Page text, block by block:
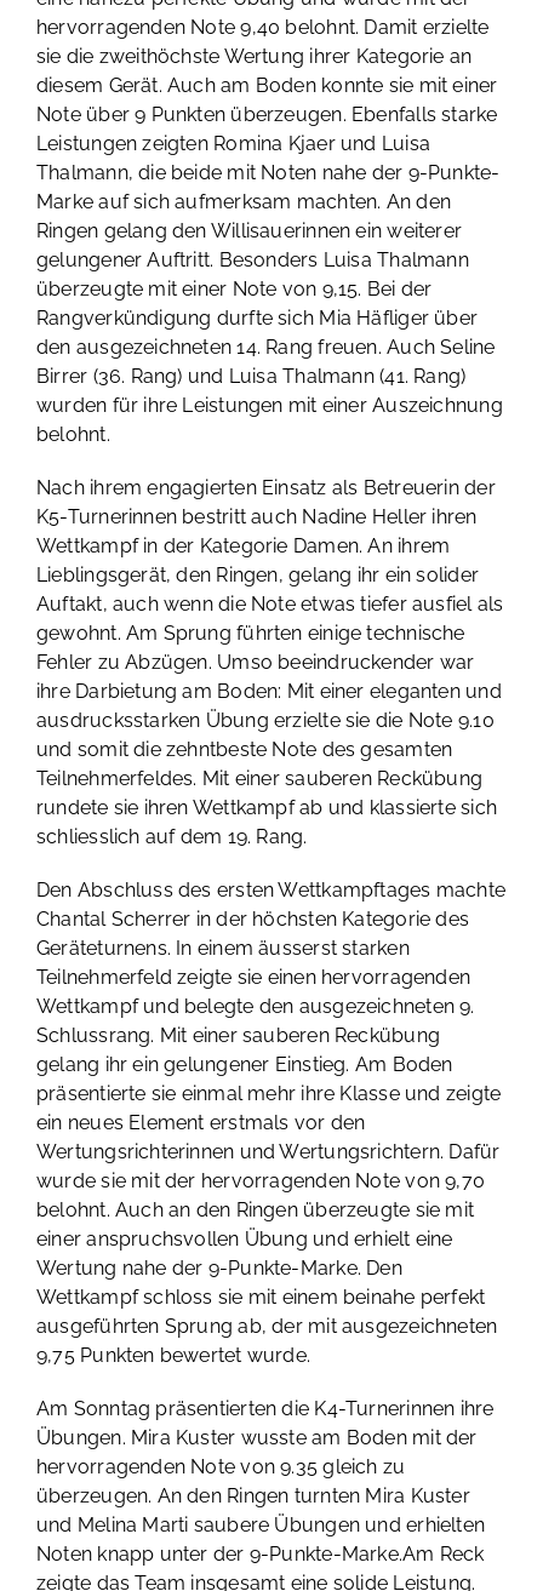
hervorragenden Note 9,40 belohnt. Damit erzielte
sie die zweithöchste Wertung ihrer Kategorie an
diesem Gerät. Auch am Boden konnte sie mit einer
Note über 9 Punkten überzeugen. Ebenfalls starke
Leistungen zeigten Romina Kjaer und Luisa
Thalmann, die beide mit Noten nahe der 9-Punkte-
Marke auf sich aufmerksam machten. An den
Ringen gelang den Willisauerinnen ein weiterer
gelungener Auftritt. Besonders Luisa Thalmann
überzeugte mit einer Note von 9,15. Bei der
Rangverkündigung durfte sich Mia Häfliger über
den ausgezeichneten 14. Rang freuen. Auch Seline
Birrer (36. Rang) und Luisa Thalmann (41. Rang)
wurden für ihre Leistungen mit einer Auszeichnung
belohnt.
Nach ihrem engagierten Einsatz als Betreuerin der
K5-Turnerinnen bestritt auch Nadine Heller ihren
Wettkampf in der Kategorie Damen. An ihrem
Lieblingsgerät, den Ringen, gelang ihr ein solider
Auftakt, auch wenn die Note etwas tiefer ausfiel als
gewohnt. Am Sprung führten einige technische
Fehler zu Abzügen. Umso beeindruckender war
ihre Darbietung am Boden: Mit einer eleganten und
ausdrucksstarken Übung erzielte sie die Note 9.10
und somit die zehntbeste Note des gesamten
Teilnehmerfeldes. Mit einer sauberen Reckübung
rundete sie ihren Wettkampf ab und klassierte sich
schliesslich auf dem 19. Rang.
Den Abschluss des ersten Wettkampftages machte
Chantal Scherrer in der höchsten Kategorie des
Geräteturnens. In einem äusserst starken
Teilnehmerfeld zeigte sie einen hervorragenden
Wettkampf und belegte den ausgezeichneten 9.
Schlussrang. Mit einer sauberen Reckübung
gelang ihr ein gelungener Einstieg. Am Boden
präsentierte sie einmal mehr ihre Klasse und zeigte
ein neues Element erstmals vor den
Wertungsrichterinnen und Wertungsrichtern. Dafür
wurde sie mit der hervorragenden Note von 9,70
belohnt. Auch an den Ringen überzeugte sie mit
einer anspruchsvollen Übung und erhielt eine
Wertung nahe der 9-Punkte-Marke. Den
Wettkampf schloss sie mit einem beinahe perfekt
ausgeführten Sprung ab, der mit ausgezeichneten
9,75 Punkten bewertet wurde.
Am Sonntag präsentierten die K4-Turnerinnen ihre
Übungen. Mira Kuster wusste am Boden mit der
hervorragenden Note von 9.35 gleich zu
überzeugen. An den Ringen turnten Mira Kuster
und Melina Marti saubere Übungen und erhielten
Noten knapp unter der 9-Punkte-Marke.Am Reck
zeigte das Team insgesamt eine solide Leistung.